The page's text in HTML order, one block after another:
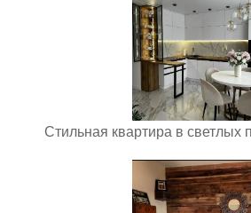
Стильная квартира в светлых